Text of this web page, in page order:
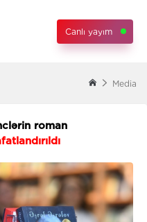
Canlı yayım
Media
roman